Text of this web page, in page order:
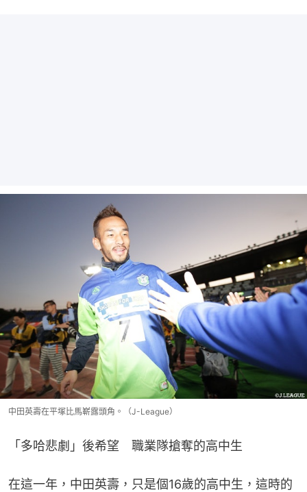
中田英壽在平塚比馬嶄露頭角。（J-League）
「多哈悲劇」後希望　職業隊搶奪的高中生
在這一年，中田英壽，只是個16歲的高中生，這時的